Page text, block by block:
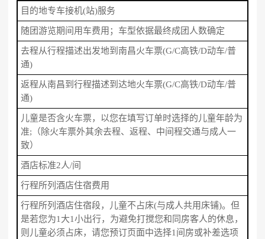
目的地专车接机(站)服务
随团游览期间用车费用；车型依据最终成团人数确定
去程从行程描述出发地到南昌火车票(G/C高铁/D动车/普
通)
返程从南昌到行程描述到达地火车票(G/C高铁/D动车/普
通)
儿童是否含火车票，以您在填写订单时选择的儿童年龄为
准;（除火车票外其余去程、返程、中间程交通与成人一
致）
酒店标准2人/间
行程所列酒店住宿费用
行程所列酒店住宿段，儿童不占床(与成人共用床铺)。但
是若您为1大1小出行，为避免打搅您和同房客人的休息，
则儿童必须占床，请您预订页面中选择1间房或补差选项